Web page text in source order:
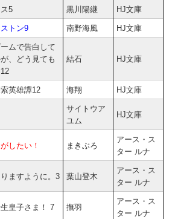
5 黒川陽継 HJ文庫
トン9 南野海風 HJ文庫
ムで告白して
、どう見ても
結石 HJ文庫
英雄譚12 海翔 HJ文庫
サイトウア
ユム
HJ文庫
したい！ まきぶろ
アース・ス
ター ルナ
ますように。3 葉山登木
アース・ス
ター ルナ
皇子さま！ 7 撫羽
アース・ス
ター ルナ